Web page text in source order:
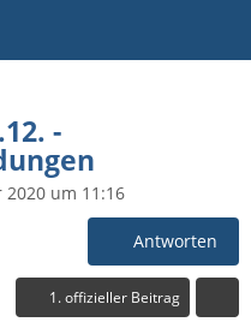
-
2020 um 11:16
Antworten
1. offizieller Beitrag